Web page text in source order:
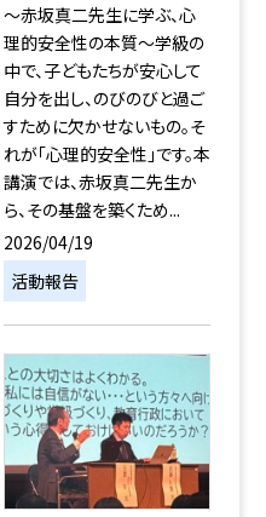
〜赤坂真二先生に学ぶ、心
理的安全性の本質〜学級の
中で、子どもたちが安心して
自分を出し、のびのびと過ご
すために欠かせないもの。そ
れが「心理的安全性」です。本
講演では、赤坂真二先生か
ら、その基盤を築くため...
2026/04/19
活動報告